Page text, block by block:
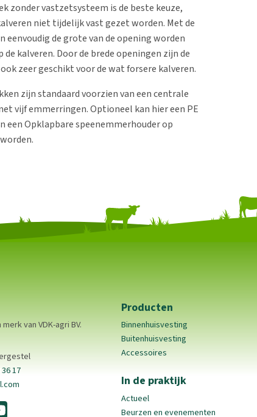
zonder vastzetsysteem is de beste keuze,
niet tijdelijk vast gezet worden. Met de
eenvoudig de grote van de opening worden
de kalveren. Door de brede openingen zijn de
zeer geschikt voor de wat forsere kalveren.
zijn standaard voorzien van een centrale
vijf emmerringen. Optioneel kan hier een PE
een Opklapbare speenemmerhouder op
van VDK-agri BV.
17
Producten
Binnenhuisvesting
Buitenhuisvesting
Accessoires
In de praktijk
Actueel
Beurzen en evenementen